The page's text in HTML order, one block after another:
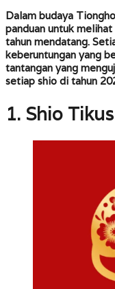
Dalam budaya
panduan untuk
tahun mendatang.
keberuntungan yang
tantangan yang
setiap shio di tahun
1. Shio Tikus